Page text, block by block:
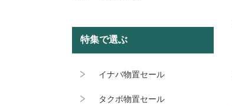
特集で選ぶ
イナバ物置セール
タクボ物置セール